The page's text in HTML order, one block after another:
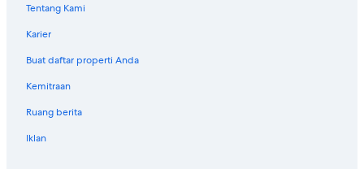
Tentang Kami
Karier
Buat daftar properti Anda
Kemitraan
Ruang berita
Iklan